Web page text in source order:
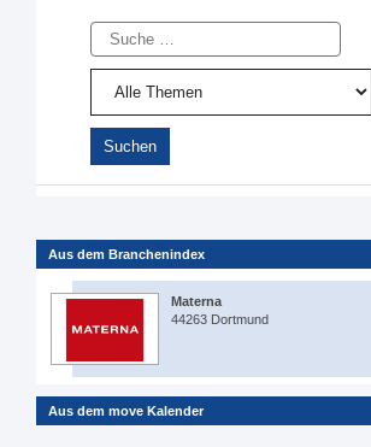
Suche
Aus dem Branchenindex
Materna
44263 Dortmund
Aus dem move Kalender